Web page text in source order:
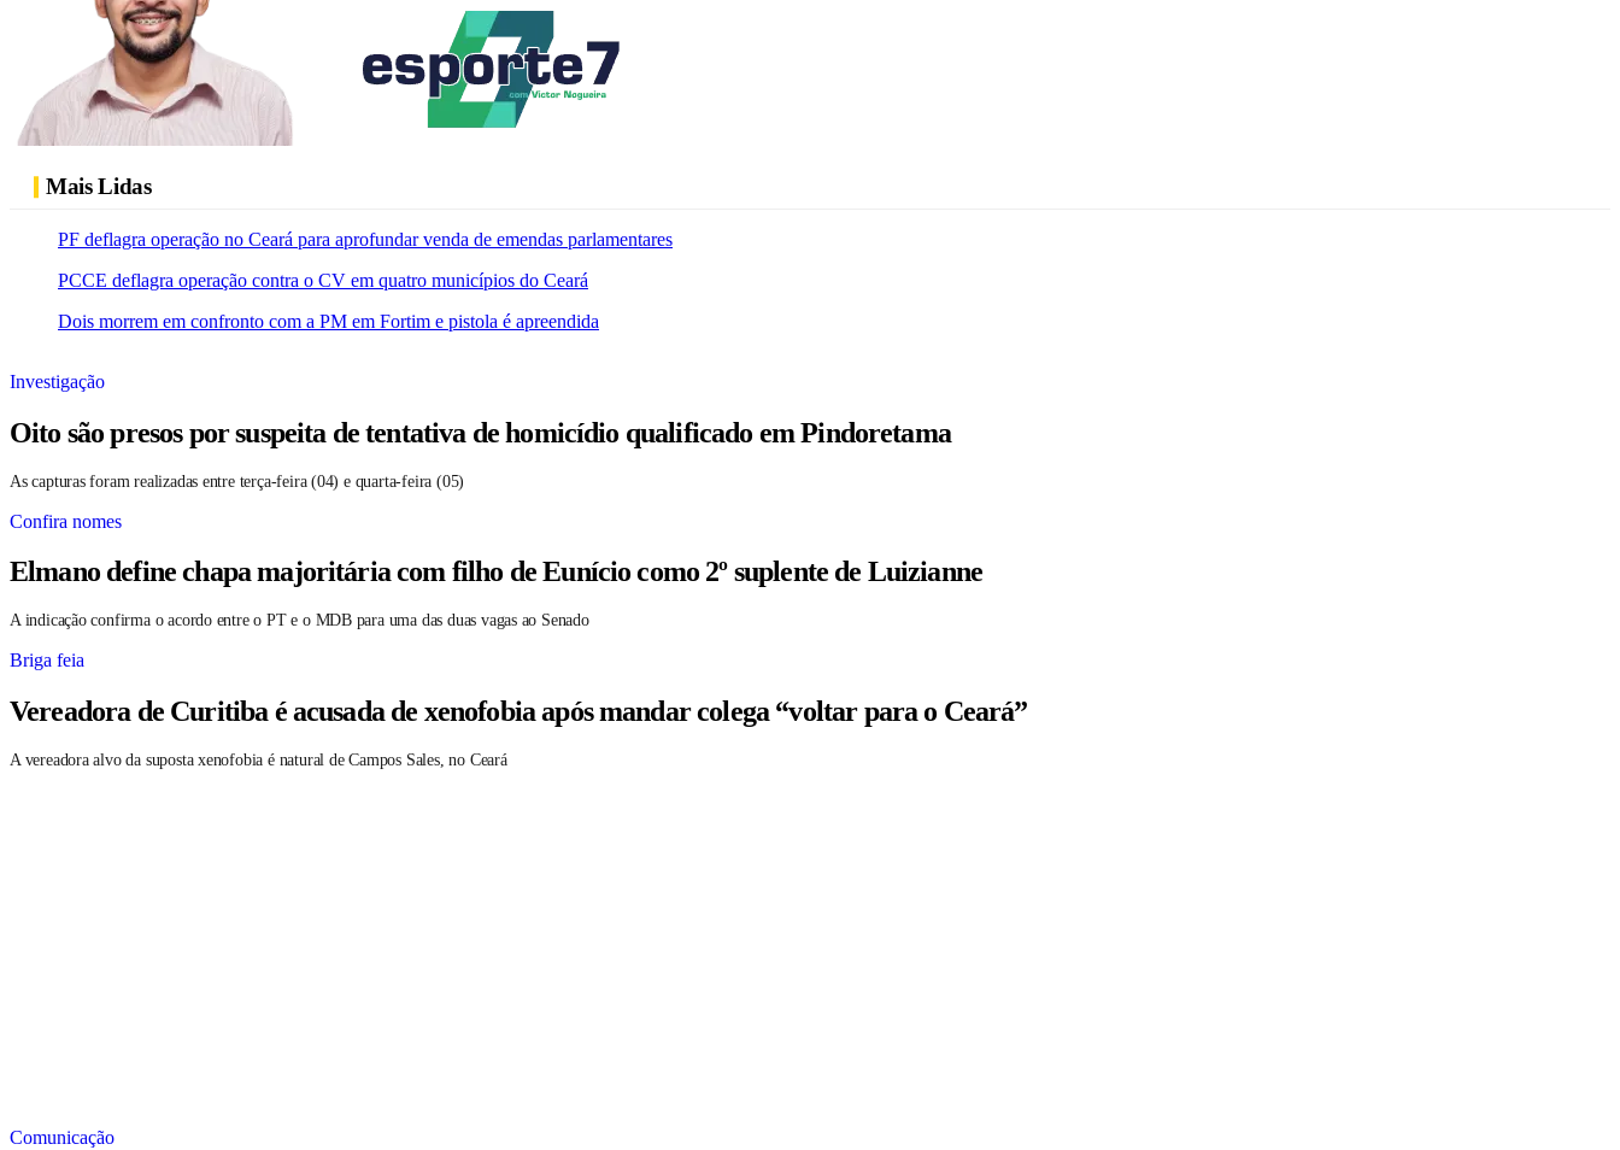
Mais Lidas
PF deflagra operação no Ceará para aprofundar venda de emendas parlamentares
PCCE deflagra operação contra o CV em quatro municípios do Ceará
Dois morrem em confronto com a PM em Fortim e pistola é apreendida
Investigação
Oito são presos por suspeita de tentativa de homicídio qualificado em Pindoretama
As capturas foram realizadas entre terça-feira (04) e quarta-feira (05)
Confira nomes
Elmano define chapa majoritária com filho de Eunício como 2º suplente de Luizianne
A indicação confirma o acordo entre o PT e o MDB para uma das duas vagas ao Senado
Briga feia
Vereadora de Curitiba é acusada de xenofobia após mandar colega “voltar para o Ceará”
A vereadora alvo da suposta xenofobia é natural de Campos Sales, no Ceará
Comunicação